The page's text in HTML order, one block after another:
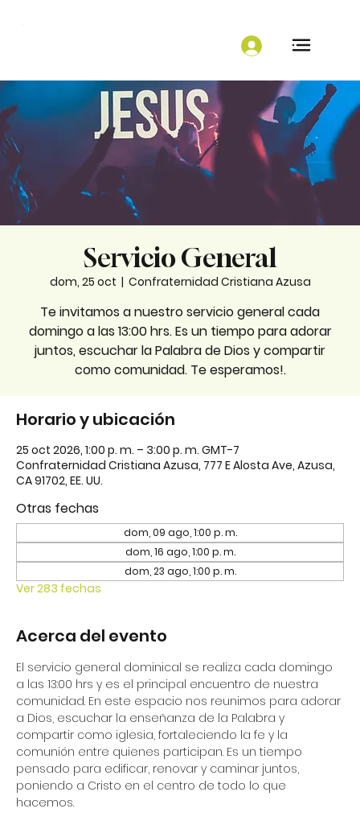
Servicio General
dom, 25 oct
  |
Confraternidad Cristiana Azusa
Te invitamos a nuestro servicio general cada
domingo a las 13:00 hrs. Es un tiempo para adorar
juntos, escuchar la Palabra de Dios y compartir
como comunidad. Te esperamos!.
Horario y ubicación
25 oct 2026, 1:00 p. m. – 3:00 p. m. GMT-7
Confraternidad Cristiana Azusa, 777 E Alosta Ave, Azusa,
CA 91702, EE. UU.
Otras fechas
dom, 09 ago, 1:00 p. m.
dom, 16 ago, 1:00 p. m.
dom, 23 ago, 1:00 p. m.
Ver 283 fechas
Acerca del evento
El servicio general dominical se realiza cada domingo
a las 13:00 hrs y es el principal encuentro de nuestra
comunidad. En este espacio nos reunimos para adorar
a Dios, escuchar la enseñanza de la Palabra y
compartir como iglesia, fortaleciendo la fe y la
comunión entre quienes participan. Es un tiempo
pensado para edificar, renovar y caminar juntos,
poniendo a Cristo en el centro de todo lo que
hacemos.